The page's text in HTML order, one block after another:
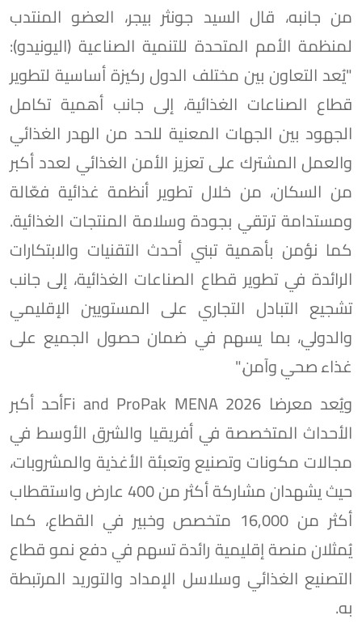
من جانبه، قال السيد جونثر بيجر، العضو المنتدب
لمنظمة الأمم المتحدة للتنمية الصناعية (اليونيدو):
"يُعد التعاون بين مختلف الدول ركيزة أساسية لتطوير
قطاع الصناعات الغذائية، إلى جانب أهمية تكامل
الجهود بين الجهات المعنية للحد من الهدر الغذائي
والعمل المشترك على تعزيز الأمن الغذائي لعدد أكبر
من السكان، من خلال تطوير أنظمة غذائية فعّالة
ومستدامة ترتقي بجودة وسلامة المنتجات الغذائية.
كما نؤمن بأهمية تبني أحدث التقنيات والابتكارات
الرائدة في تطوير قطاع الصناعات الغذائية، إلى جانب
تشجيع التبادل التجاري على المستويين الإقليمي
والدولي، بما يسهم في ضمان حصول الجميع على
غذاء صحي وآمن."
ويُعد معرضا Fi and ProPak MENA 2026أحد أكبر
الأحداث المتخصصة في أفريقيا والشرق الأوسط في
مجالات مكونات وتصنيع وتعبئة الأغذية والمشروبات،
حيث يشهدان مشاركة أكثر من 400 عارض واستقطاب
أكثر من 16,000 متخصص وخبير في القطاع، كما
يُمثلان منصة إقليمية رائدة تسهم في دفع نمو قطاع
التصنيع الغذائي وسلاسل الإمداد والتوريد المرتبطة
به.